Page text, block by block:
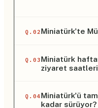
Q.02 Miniatürk'te
Hayır, Miniatürk
geçmiyor. Burası
kendi özel biletleme
içeri girmek için
Q.03 Miniatürk
ziyaret
Miniatürk pazartesi
sabah 10:00 ile
Q.04Miniatürk'ü
kadar sürüyor?